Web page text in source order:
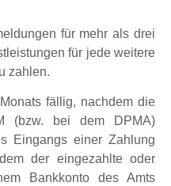
für mehr als drei
für jede weitere
zahlen.
fällig, nachdem die
(bzw. bei dem DPMA)
Eingangs einer Zahlung
der eingezahlte oder
Bankkonto des Amts